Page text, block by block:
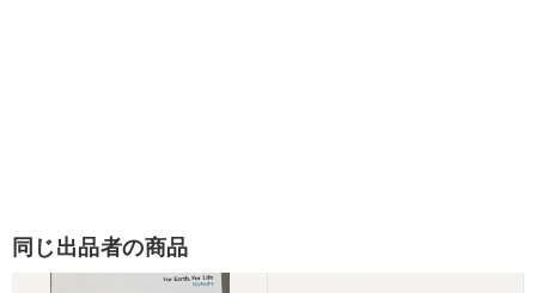
同じ出品者の商品